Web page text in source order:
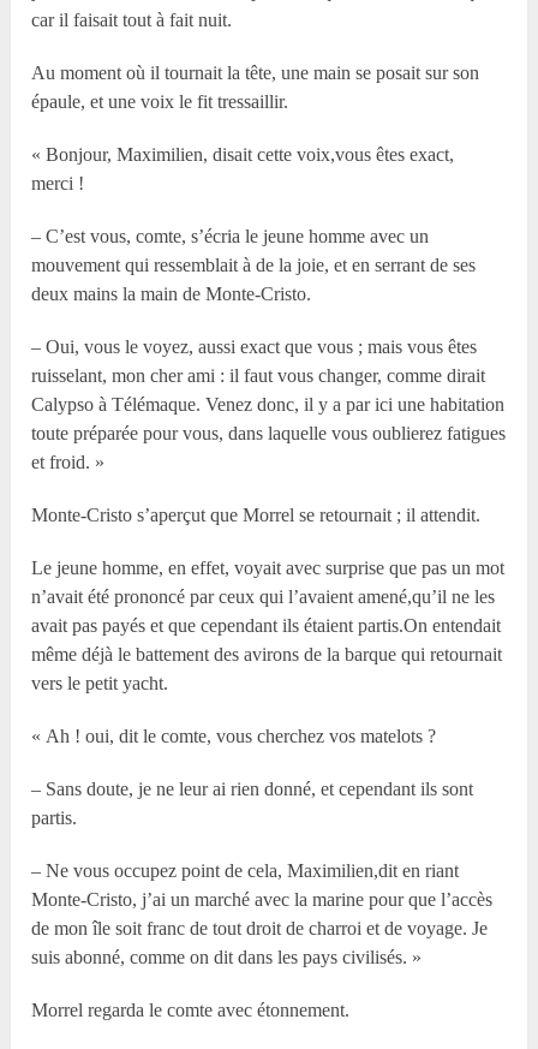
car il faisait tout à fait nuit.
Au moment où il tournait la tête, une main se posait sur son
épaule, et une voix le fit tressaillir.
« Bonjour, Maximilien, disait cette voix,vous êtes exact,
merci !
– C’est vous, comte, s’écria le jeune homme avec un
mouvement qui ressemblait à de la joie, et en serrant de ses
deux mains la main de Monte-Cristo.
– Oui, vous le voyez, aussi exact que vous ; mais vous êtes
ruisselant, mon cher ami : il faut vous changer, comme dirait
Calypso à Télémaque. Venez donc, il y a par ici une habitation
toute préparée pour vous, dans laquelle vous oublierez fatigues
et froid. »
Monte-Cristo s’aperçut que Morrel se retournait ; il attendit.
Le jeune homme, en effet, voyait avec surprise que pas un mot
n’avait été prononcé par ceux qui l’avaient amené,qu’il ne les
avait pas payés et que cependant ils étaient partis.On entendait
même déjà le battement des avirons de la barque qui retournait
vers le petit yacht.
« Ah ! oui, dit le comte, vous cherchez vos matelots ?
– Sans doute, je ne leur ai rien donné, et cependant ils sont
partis.
– Ne vous occupez point de cela, Maximilien,dit en riant
Monte-Cristo, j’ai un marché avec la marine pour que l’accès
de mon île soit franc de tout droit de charroi et de voyage. Je
suis abonné, comme on dit dans les pays civilisés. »
Morrel regarda le comte avec étonnement.